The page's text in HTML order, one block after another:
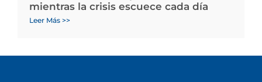
mientras la crisis escuece cada día
Leer Más >>